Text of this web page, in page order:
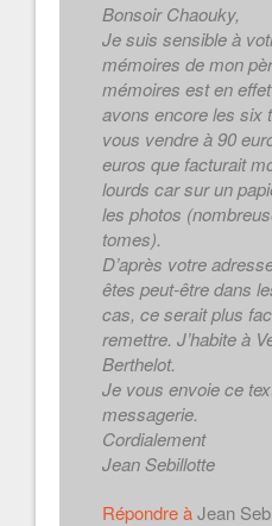
Bonsoir Chaouky,
Je suis sensible à
mémoires de mon
mémoires est en
avons encore les six
vous vendre à 90
euros que facturait
lourds car sur un
les photos
tomes).
D’après votre
êtes peut-être dans
cas, ce serait plus
remettre. J’habite à
Berthelot.
Je vous envoie ce
messagerie.
Cordialement
Jean Sebillotte
Répondre àJean